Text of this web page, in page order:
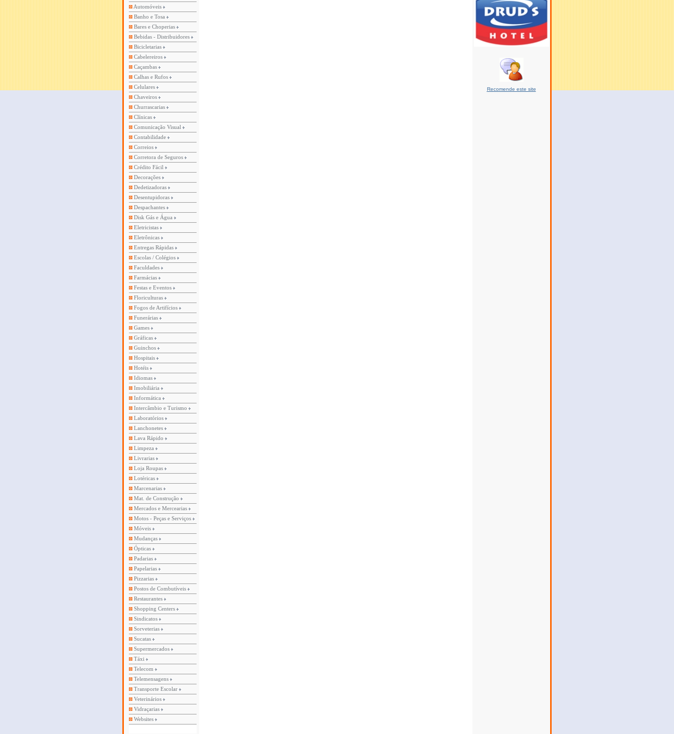
Automóveis
Banho e Tosa
Bares e Choperias
Bebidas - Distribuidores
Bicicletarias
Cabelereiros
Caçambas
Calhas e Rufos
Celulares
Chaveiros
Churrascarias
Clínicas
Comunicação Visual
Contabilidade
Correios
Corretora de Seguros
Crédito Fácil
Decorações
Dedetizadoras
Desentupidoras
Despachantes
Disk Gás e Água
Eletricistas
Eletrônicas
Entregas Rápidas
Escolas / Colégios
Faculdades
Farmácias
Festas e Eventos
Floriculturas
Fogos de Artifícios
Funerárias
Games
Gráficas
Guinchos
Hospitais
Hotéis
Idiomas
Imobiliária
Informática
Intercâmbio e Turismo
Laboratórios
Lanchonetes
Lava Rápido
Limpeza
Livrarias
Loja Roupas
Lotéricas
Marcenarias
Mat. de Construção
Mercados e Mercearias
Motos - Peças e Serviços
Móveis
Mudanças
Ópticas
Padarias
Papelarias
Pizzarias
Postos de Combutíveis
Restaurantes
Shopping Centers
Sindicatos
Sorveterias
Sucatas
Supermercados
Táxi
Telecom
Telemensagens
Transporte Escolar
Veterinários
Vidraçarias
Websites
Recomende este site